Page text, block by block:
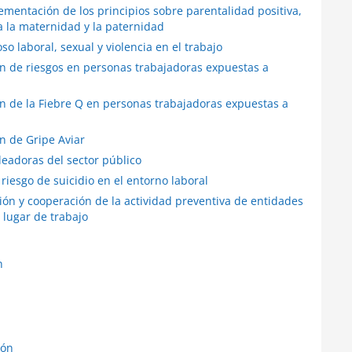
de los principios sobre parentalidad positiva,
la maternidad y la paternidad
laboral, sexual y violencia en el trabajo
de riesgos en personas trabajadoras expuestas a
de la Fiebre Q en personas trabajadoras expuestas a
de Gripe Aviar
del sector público
de suicidio en el entorno laboral
y cooperación de la actividad preventiva de entidades
de trabajo